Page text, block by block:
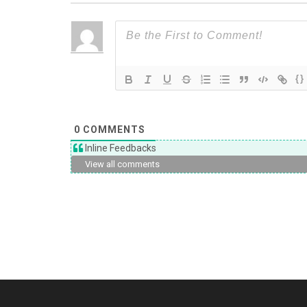
{}
0 COMMENTS
Inline Feedbacks
View all comments